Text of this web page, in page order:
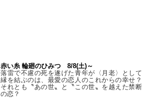
赤い糸 輪廻のひみつ 8/8(土)～
落雷で不慮の死を遂げた青年が〈月老〉として
縁を結ぶのは、最愛の恋人のこれからの幸せ？
それとも〝あの世〟と〝この世〟を越えた禁断
の恋？